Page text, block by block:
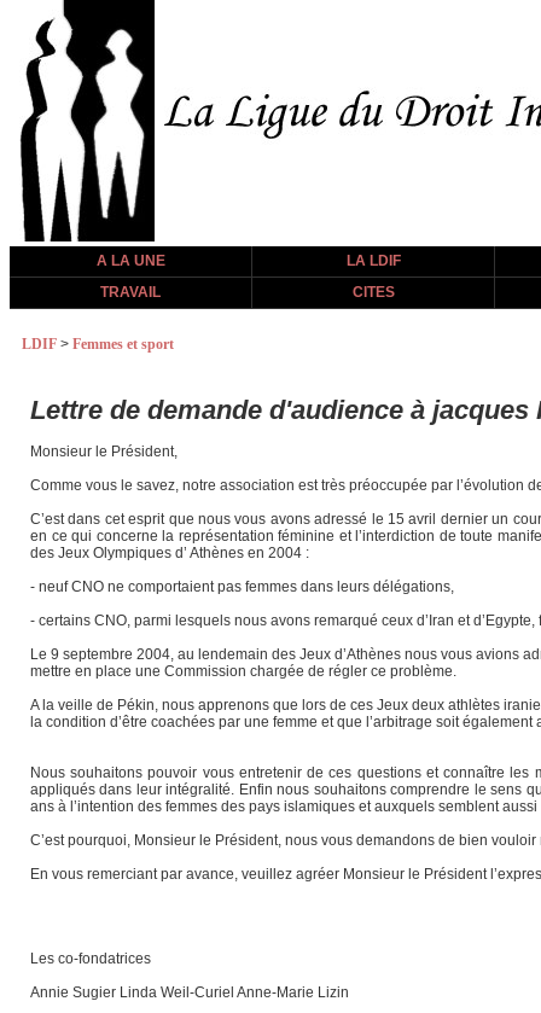
A LA UNE
LA LDIF
TRAVAIL
CITES
LDIF > Femmes et sport
Lettre de demande d'audience à jacques
Monsieur le Président,
Comme vous le savez, notre association est très préoccupée par
C’est dans cet esprit que nous vous avons adressé le 15 avril dernier un
en ce qui concerne la représentation féminine et l’interdiction de toute
des Jeux Olympiques d’ Athènes en 2004 :
- neuf CNO ne comportaient pas femmes dans leurs délégations,
- certains CNO, parmi lesquels nous avons remarqué ceux d’Iran et
Le 9 septembre 2004, au lendemain des Jeux d’Athènes nous vous avions
mettre en place une Commission chargée de régler ce problème.
A la veille de Pékin, nous apprenons que lors de ces Jeux deux athlètes
la condition d’être coachées par une femme et que l’arbitrage soit également
Nous souhaitons pouvoir vous entretenir de ces questions et connaître
appliqués dans leur intégralité. Enfin nous souhaitons comprendre le sens
ans à l’intention des femmes des pays islamiques et auxquels semblent
C’est pourquoi, Monsieur le Président, nous vous demandons de bien
En vous remerciant par avance, veuillez agréer Monsieur le Président
Les co-fondatrices
Annie Sugier Linda Weil-Curiel Anne-Marie Lizin